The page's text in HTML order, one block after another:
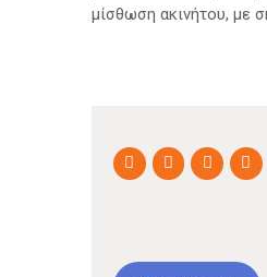
μίσθωση ακινήτου, με